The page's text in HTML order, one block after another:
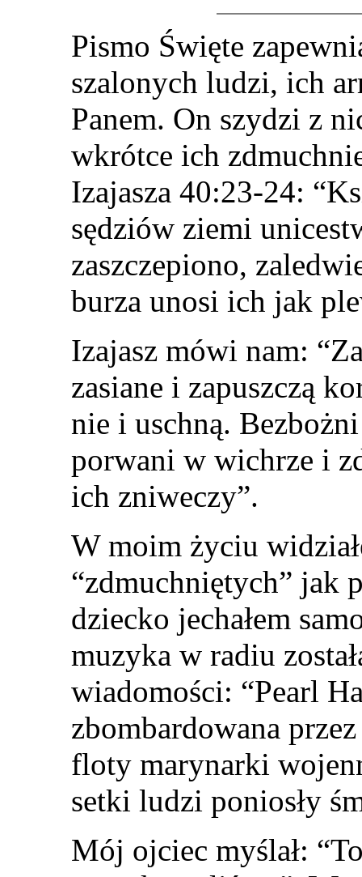
Pismo Święte
szalonych ludzi, ich
Panem. On szydzi z
wkrótce ich
Izajasza 40:23-24:
sędziów ziemi
zaszczepiono,
burza unosi ich jak
Izajasz mówi nam:
zasiane i zapuszczą
nie i uschną.
porwani w wichrze i
ich zniweczy”.
W moim życiu
“zdmuchniętych” jak
dziecko jechałem
muzyka w radiu
wiadomości: “Pearl
zbombardowana
floty marynarki
setki ludzi poniosły
Mój ojciec myślał: